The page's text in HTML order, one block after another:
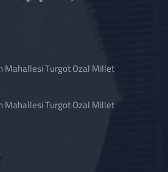
Mahallesi Turgot Ozal Millet
Mahallesi Turgot Ozal Millet